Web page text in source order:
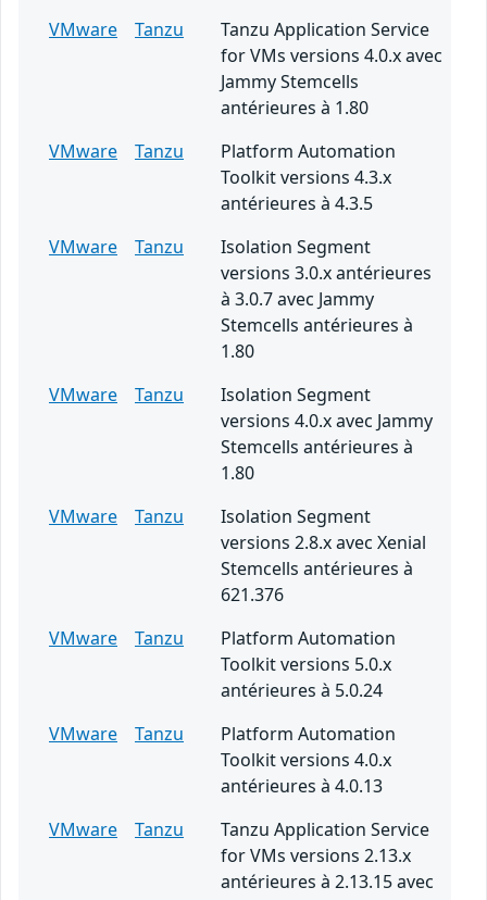
VMware
Tanzu
Tanzu Application Service
for VMs versions 4.0.x avec
Jammy Stemcells
antérieures à 1.80
VMware
Tanzu
Platform Automation
Toolkit versions 4.3.x
antérieures à 4.3.5
VMware
Tanzu
Isolation Segment
versions 3.0.x antérieures
à 3.0.7 avec Jammy
Stemcells antérieures à
1.80
VMware
Tanzu
Isolation Segment
versions 4.0.x avec Jammy
Stemcells antérieures à
1.80
VMware
Tanzu
Isolation Segment
versions 2.8.x avec Xenial
Stemcells antérieures à
621.376
VMware
Tanzu
Platform Automation
Toolkit versions 5.0.x
antérieures à 5.0.24
VMware
Tanzu
Platform Automation
Toolkit versions 4.0.x
antérieures à 4.0.13
VMware
Tanzu
Tanzu Application Service
for VMs versions 2.13.x
antérieures à 2.13.15 avec